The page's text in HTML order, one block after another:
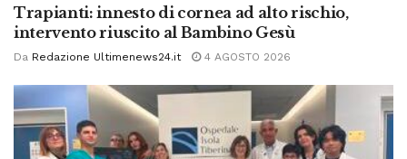
Trapianti: innesto di cornea ad alto rischio,
intervento riuscito al Bambino Gesù
Da Redazione Ultimenews24.it 4 AGOSTO 2026